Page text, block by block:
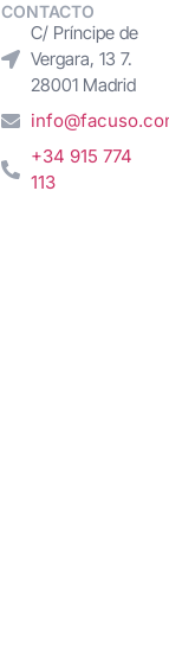
CONTACTO
C/ Príncipe de
Vergara, 13 7.
28001 Madrid
+34 915 774
113